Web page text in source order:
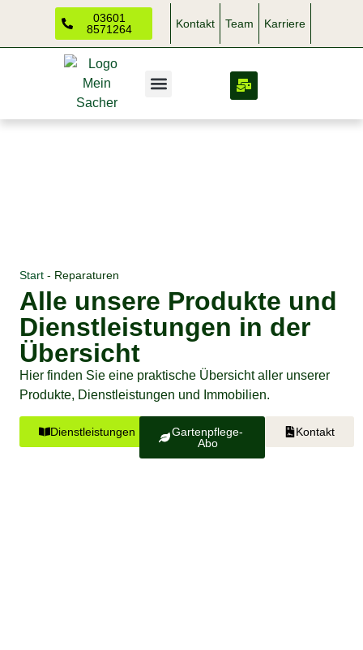
03601
8571264
Kontakt Team Karriere
Start - Reparaturen
Alle unsere Produkte und
Dienstleistungen in der
Übersicht
Hier finden Sie eine praktische Übersicht aller unserer
Produkte, Dienstleistungen und Immobilien.
Dienstleistungen
Gartenpflege-
Abo
Kontakt